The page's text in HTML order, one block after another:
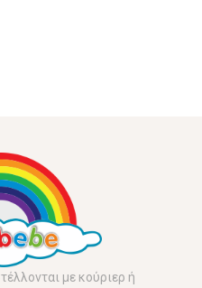
με κούριερ ή